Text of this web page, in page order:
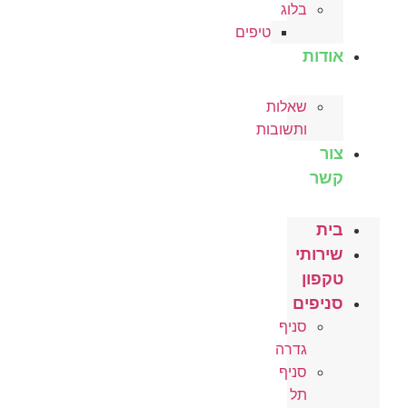
בלוג
טיפים
אודות
שאלות
ותשובות
צור
קשר
בית
שירותי
טקפון
סניפים
סניף
גדרה
סניף
תל